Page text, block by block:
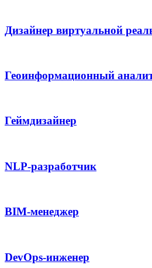
Дизайнер виртуальной
Геоинформационный
Геймдизайнер
NLP-разработчик
BIM-менеджер
DevOps-инженер